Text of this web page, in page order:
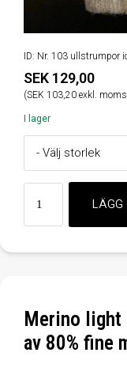
ID: Nr. 103 ullstrumpor
SEK 129,00
(SEK 103,20 exkl.
I lager
Merino light
av 80% fine